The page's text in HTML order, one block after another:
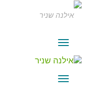
תפריט
תפריט